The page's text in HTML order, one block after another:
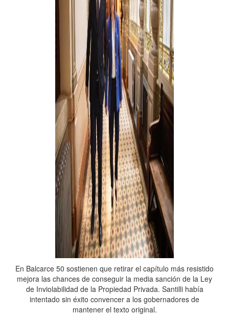
En Balcarce 50 sostienen que retirar el capítulo más resistido
mejora las chances de conseguir la media sanción de la Ley
de Inviolabilidad de la Propiedad Privada. Santilli había
intentado sin éxito convencer a los gobernadores de
mantener el texto original.